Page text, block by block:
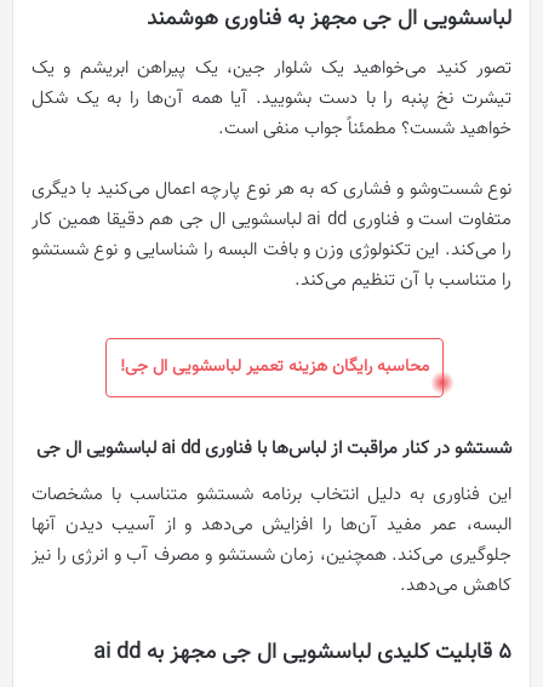
لباسشویی ال جی مجهز به فناوری هوشمند
تصور کنید می‌خواهید یک شلوار جین، یک پیراهن ابریشم و یک
تیشرت نخ پنبه را با دست بشویید. آیا همه آن‌ها را به یک شکل
خواهید شست؟ مطمئناً جواب منفی است.
نوع شست‌و‌شو و فشاری که به هر نوع پارچه اعمال می‌کنید با دیگری
متفاوت است و فناوری ai dd لباسشویی ال جی هم دقیقا همین کار
را می‌کند. این تکنولوژی وزن و بافت البسه را شناسایی و نوع شستشو
را متناسب با آن تنظیم می‌کند.
محاسبه رایگان هزینه تعمیر لباسشویی ال جی!
شستشو در کنار مراقبت از لباس‌ها با فناوری ai dd لباسشویی ال جی
این فناوری به دلیل انتخاب برنامه شستشو متناسب با مشخصات
البسه، عمر مفید آن‌ها را افزایش می‌دهد و از آسیب دیدن آنها
جلوگیری می‌کند. همچنین، زمان شستشو و مصرف آب و انرژی را نیز
کاهش می‌دهد.
5 قابلیت کلیدی لباسشویی ال جی مجهز به ai dd